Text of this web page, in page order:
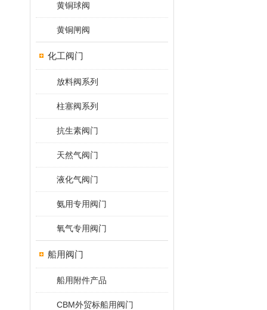
黄铜球阀
黄铜闸阀
化工阀门
放料阀系列
柱塞阀系列
抗生素阀门
天然气阀门
液化气阀门
氨用专用阀门
氧气专用阀门
船用阀门
船用附件产品
CBM外贸标船用阀门